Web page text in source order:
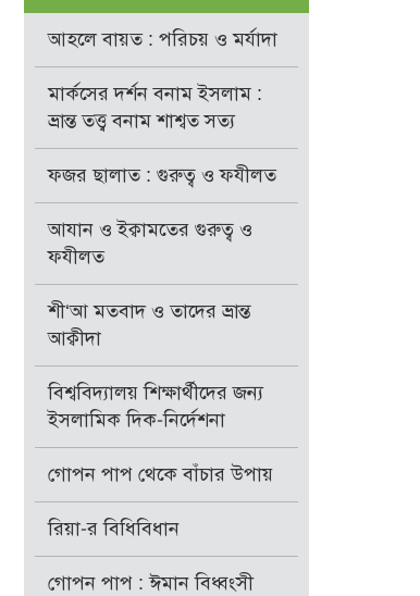
আহলে বায়ত : পরিচয় ও মর্যাদা
মার্কসের দর্শন বনাম ইসলাম :
ভ্রান্ত তত্ত্ব বনাম শাশ্বত সত্য
ফজর ছালাত : গুরুত্ব ও ফযীলত
আযান ও ইক্বামতের গুরুত্ব ও
ফযীলত
শী‘আ মতবাদ ও তাদের ভ্রান্ত
আক্বীদা
বিশ্ববিদ্যালয় শিক্ষার্থীদের জন্য
ইসলামিক দিক-নির্দেশনা
গোপন পাপ থেকে বাঁচার উপায়
রিয়া-র বিধিবিধান
গোপন পাপ : ঈমান বিধ্বংসী